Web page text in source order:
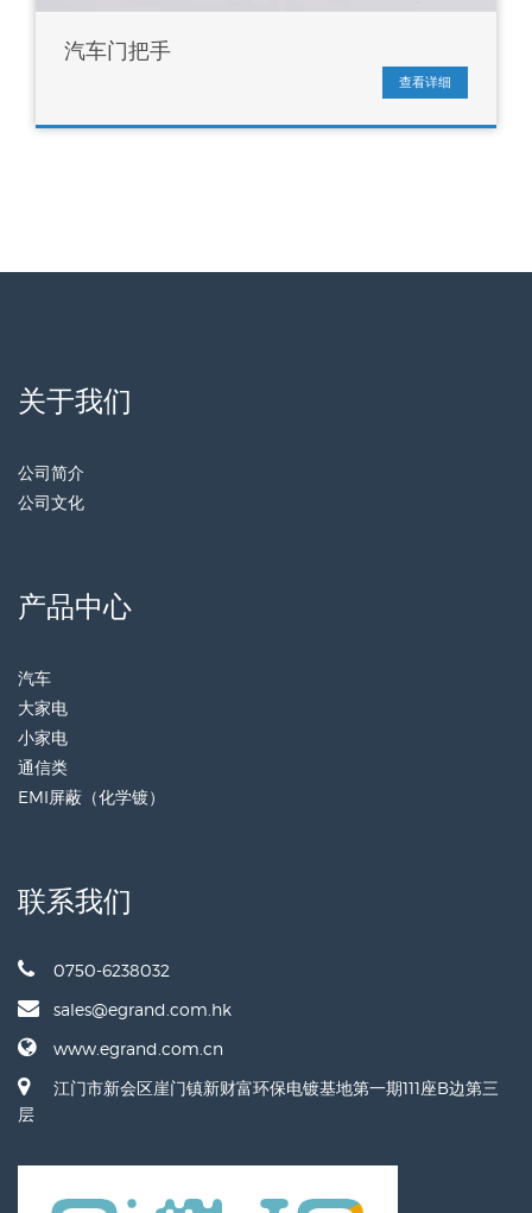
汽车门把手
查看详细
关于我们
公司简介
公司文化
产品中心
汽车
大家电
小家电
通信类
EMI屏蔽（化学镀）
联系我们
0750-6238032
sales@egrand.com.hk
www.egrand.com.cn
江门市新会区崖门镇新财富环保电镀基地第一期111座B边第三
层